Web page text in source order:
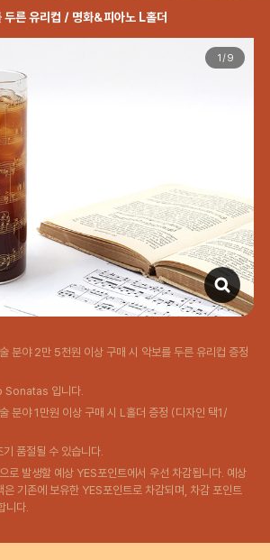
두른 유리컵 / 명화&피아노 L홀더
1 /9
분야 2만 5천원 이상 구매 시 악보를 두른 유리컵 증정
입니다.
분야 1만원 이상 구매 시 L홀더 증정 (디자인 택1/
품절될 수 있습니다.
로 발생할 예상 YES포인트에서 우선 차감됩니다. 예상
기존에 보유한 YES포인트로 차감되며, 차감 포인트
니다.